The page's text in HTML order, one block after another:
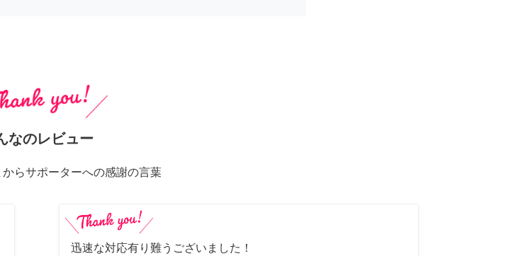
なのレビュー
らサポーターへの感謝の言葉
迅速な対応有り難うございました！